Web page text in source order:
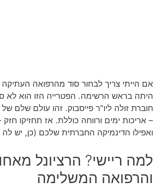
אם הייתי צריך לבחור סוד מהרפואה
היתה בראש הרשימה. הפטרייה הזו הוא לא
חוברת זולה ליו"ר פייסבוק. זהו עולם
– אריכות ימים ורווחה כוללת. אז תחזיקו
ואפילו הדינמיקה החברתית שלכם (כן, יש
למה ריישי? הרציונל
והרפואה המשלימה